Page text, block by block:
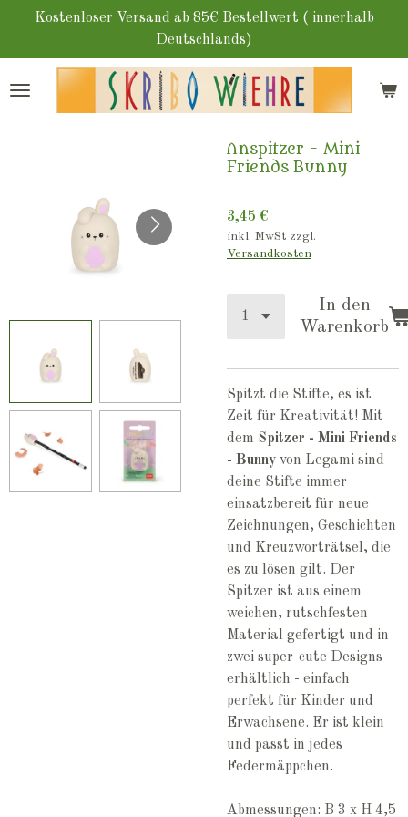
Zum
springen
Kostenloser Versand ab 85€ Bestellwert ( innerhalb
Deutschlands)
Anspitzer - Mini
Friends Bunny
3,45 €
inkl. MwSt zzgl.
Versandkosten
In den
Warenkorb
Spitzt die Stifte, es ist
Zeit für Kreativität! Mit
dem Spitzer - Mini Friends
- Bunny von Legami sind
deine Stifte immer
einsatzbereit für neue
Zeichnungen, Geschichten
und Kreuzworträtsel, die
es zu lösen gilt. Der
Spitzer ist aus einem
weichen, rutschfesten
Material gefertigt und in
zwei super-cute Designs
erhältlich - einfach
perfekt für Kinder und
Erwachsene. Er ist klein
und passt in jedes
Federmäppchen.
Abmessungen: B 3 x H 4,5